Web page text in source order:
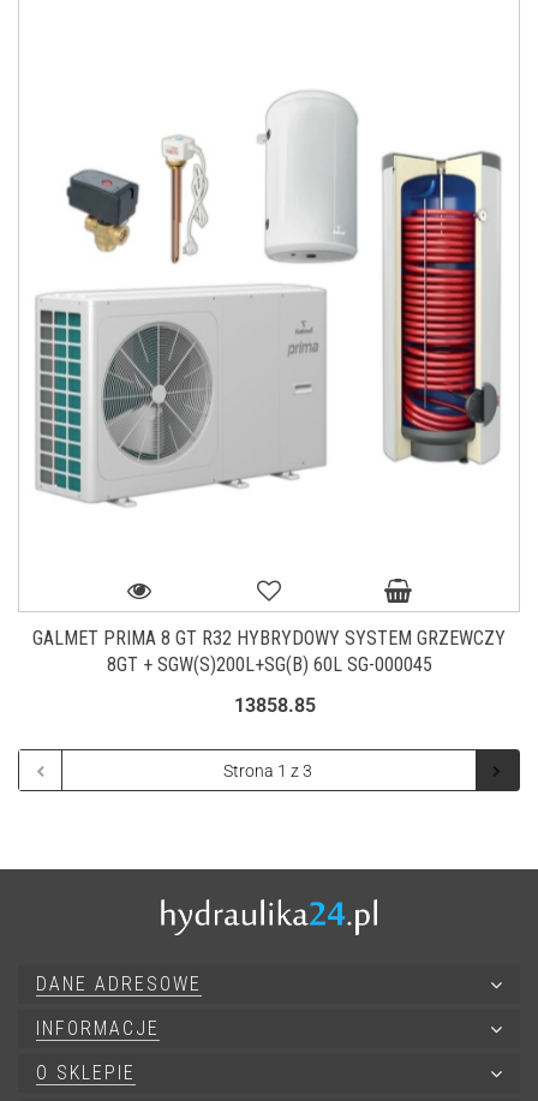
GALMET PRIMA 8 GT R32 HYBRYDOWY SYSTEM GRZEWCZY
8GT + SGW(S)200L+SG(B) 60L SG-000045
13858.85
DANE ADRESOWE
INFORMACJE
O SKLEPIE